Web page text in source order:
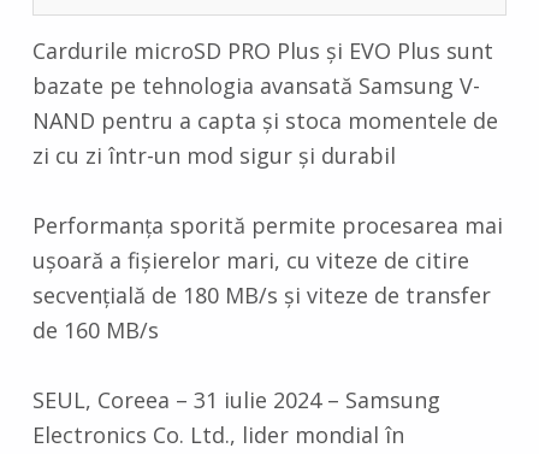
Cardurile microSD PRO Plus și EVO Plus sunt
bazate pe tehnologia avansată Samsung V-
NAND pentru a capta și stoca momentele de
zi cu zi într-un mod sigur și durabil
Performanța sporită permite procesarea mai
ușoară a fișierelor mari, cu viteze de citire
secvențială de 180 MB/s și viteze de transfer
de 160 MB/s
SEUL, Coreea – 31 iulie 2024 – Samsung
Electronics Co. Ltd., lider mondial în